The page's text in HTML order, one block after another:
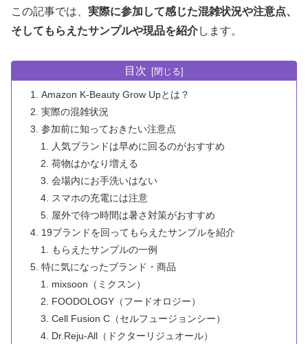
この記事では、 実際に参加して感じた混雑状況や注意点、
そしてもらえたサンプルや現品を紹介します。
目次
Amazon K-Beauty Grow Upとは？
実際の混雑状況
参加前に知っておきたい注意点
人気ブランドは早めに回るのがおすすめ
荷物はかなり増える
会場内にお手洗いはない
スマホの充電には注意
屋外で待つ時間は暑さ対策がおすすめ
19ブランドを回ってもらえたサンプルを紹介
もらえたサンプルの一例
特に気になったブランド・商品
mixsoon（ミクスン）
FOODOLOGY（フードオロジー）
Cell Fusion C（セルフュージョンシー）
Dr.Reju-All（ドクターリジュオール）